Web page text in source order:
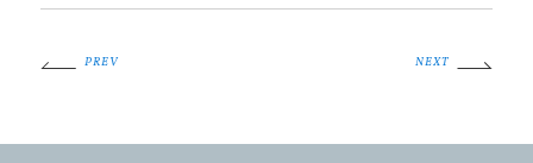
PREV NEXT